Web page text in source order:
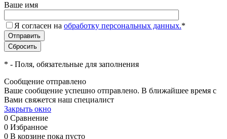
Ваше имя
Я согласен на обработку персональных данных.*
* - Поля, обязательные для заполнения
Сообщение отправлено
Ваше сообщение успешно отправлено. В ближайшее время с
Вами свяжется наш специалист
Закрыть окно
0 Сравнение
0 Избранное
0 В корзине пока пусто